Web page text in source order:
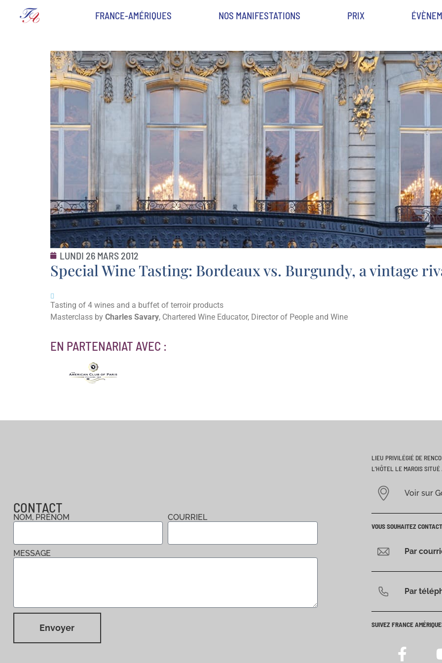
FRANCE-AMÉRIQUES NOS MANIFESTATIONS PRIX
LUNDI 26 MARS 2012
Special Wine Tasting: Bordeaux vs. Burgundy, a vintage
Tasting of 4 wines and a buffet of terroir products
Masterclass by Charles Savary, Chartered Wine Educator, Director of People and Wine
EN PARTENARIAT AVEC :
CONTACT
NOM, PRÉNOM COURRIEL
MESSAGE
Envoyer
LIEU PRIVILÉGIÉ DE
L’HÔTEL LE MAROIS
Voir sur
VOUS SOUHAITEZ
Par
Par
SUIVEZ FRANCE